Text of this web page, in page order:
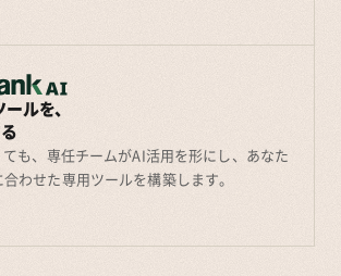
ルを、
も、専任チームがAI活用を形にし、あなた
わせた専用ツールを構築します。